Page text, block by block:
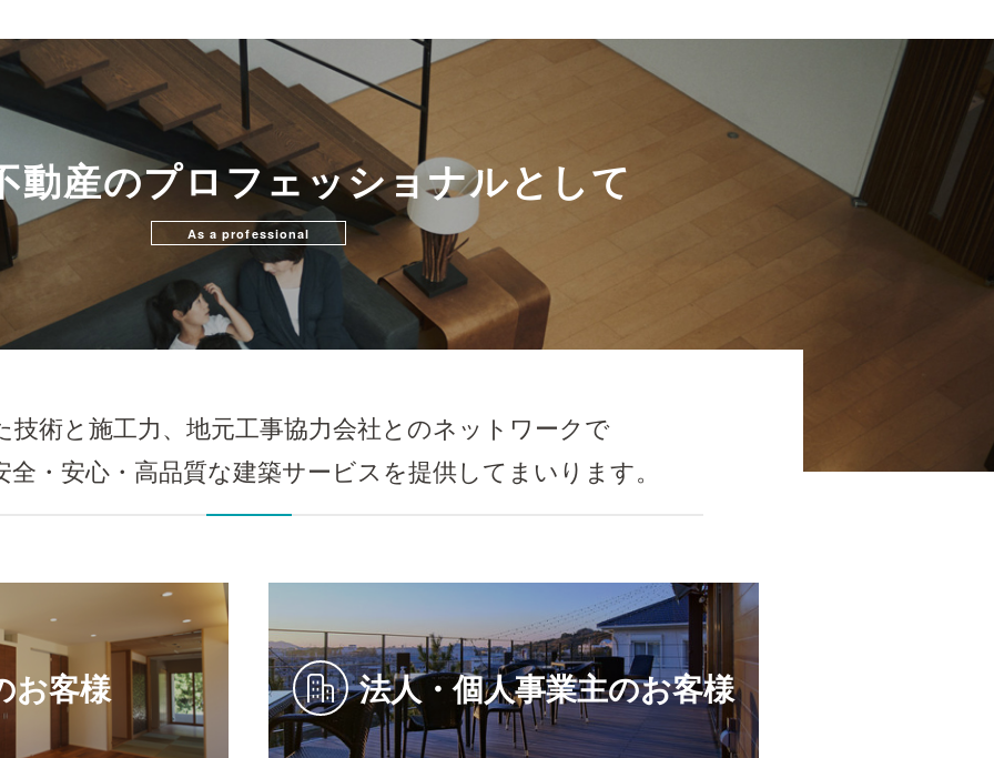
動産のプロフェッショナルとして
As a professional
技術と施工力、地元工事協力会社とのネットワークで
・安心・高品質な建築サービスを提供してまいります。
お客様 法人・個人事業主のお客様